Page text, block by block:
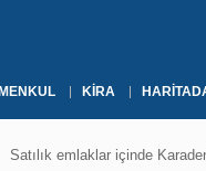
KIRA
Satılık emlaklar içinde